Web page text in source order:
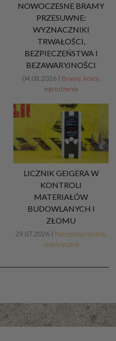
NOWOCZESNE BRAMY
PRZESUWNE:
WYZNACZNIKI
TRWAŁOŚCI,
BEZPIECZEŃSTWA I
BEZAWARYJNOŚCI
04.08.2026 | Bramy, kraty,
ogrodzenia
LICZNIK GEIGERA W
KONTROLI
MATERIAŁÓW
BUDOWLANYCH I
ZŁOMU
29.07.2026 | Narzędzia ręczne,
elektryczne